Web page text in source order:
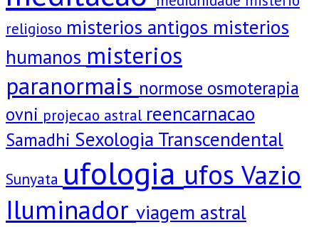
religioso misterios antigos misterios
humanos misterios
paranormais normose osmoterapia
ovni projecao astral reencarnacao
Samadhi Sexologia Transcendental
Sunyata ufologia ufos Vazio
Iluminador viagem astral